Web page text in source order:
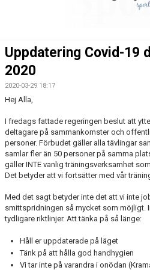
GYMNASTIKSKOLAN
DOKUMENT
VISSELBLÅSAREN
Uppdatering Covid-19
2020
2020-03-29 18:17
Hej Alla,
I fredags fattade regeringen beslut att
deltagare på sammankomster och
personer. Förbudet gäller alla tävlingar
samlar fler än 50 personer på samma
gäller INTE vanlig träningsverksamhet
Det betyder att vi fortsätter med vår
Med det sagt betyder inte det att vi inte
smittspridningen så mycket som möjligt.
tydligare riktlinjer. Att tänka på så länge:
Håll er uppdaterade på läget
Tänk på att hålla god handhygien
Vi tar inte på varandra i onödan